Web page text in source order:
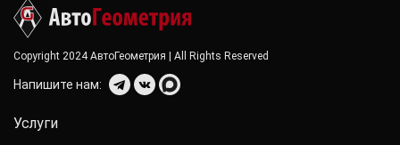
Copyright 2024 АвтоГеометрия | All Rights Reserved
Напишите нам:
Услуги